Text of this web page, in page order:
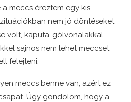
meccs éreztem egy kis
nem jó döntéseket
volt, kapufa-gólvonalakkal,
sajnos nem lehet meccset
felejteni.
meccs benne van, azért ez
Úgy gondolom, hogy a